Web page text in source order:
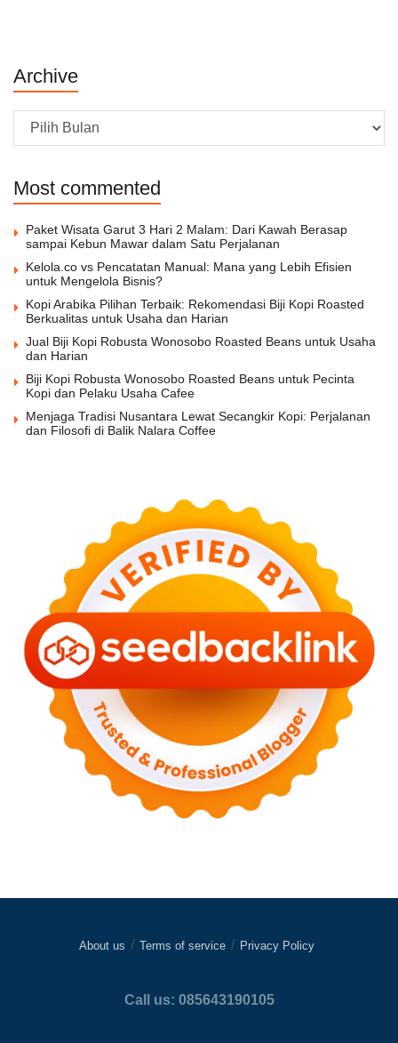
Archive
Archive
Most commented
Paket Wisata Garut 3 Hari 2 Malam: Dari Kawah Berasap
sampai Kebun Mawar dalam Satu Perjalanan
Kelola.co vs Pencatatan Manual: Mana yang Lebih Efisien
untuk Mengelola Bisnis?
Kopi Arabika Pilihan Terbaik: Rekomendasi Biji Kopi Roasted
Berkualitas untuk Usaha dan Harian
Jual Biji Kopi Robusta Wonosobo Roasted Beans untuk Usaha
dan Harian
Biji Kopi Robusta Wonosobo Roasted Beans untuk Pecinta
Kopi dan Pelaku Usaha Cafee
Menjaga Tradisi Nusantara Lewat Secangkir Kopi: Perjalanan
dan Filosofi di Balik Nalara Coffee
About us Terms of service Privacy Policy
Call us: 085643190105